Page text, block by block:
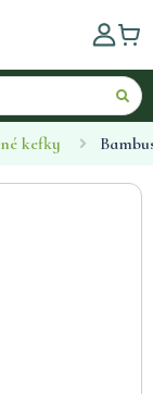
kefky